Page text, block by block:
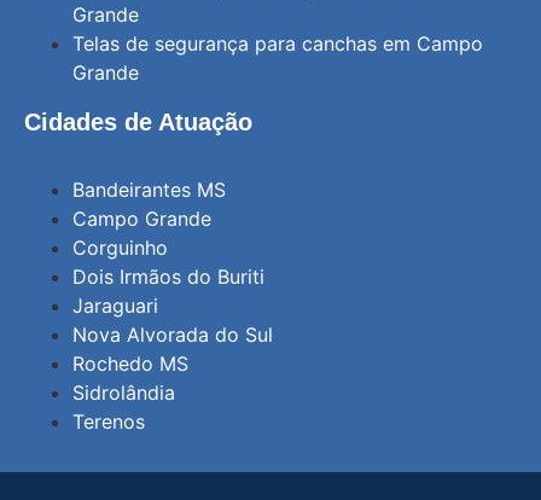
Grande
Telas de segurança para canchas em Campo
Grande
Cidades de Atuação
Bandeirantes MS
Campo Grande
Corguinho
Dois Irmãos do Buriti
Jaraguari
Nova Alvorada do Sul
Rochedo MS
Sidrolândia
Terenos